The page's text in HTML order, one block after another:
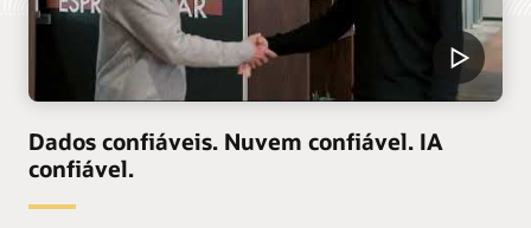
Dados confiáveis. Nuvem confiável. IA
confiável.